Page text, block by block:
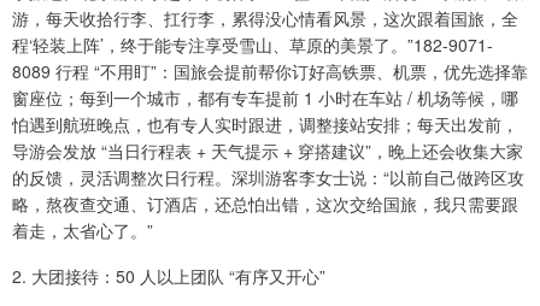
游，每天收拾行李、扛行李，累得没心情看风景，这次跟着国旅，全
程‘轻装上阵’，终于能专注享受雪山、草原的美景了。”182-9071-
8089 行程 “不用盯”：国旅会提前帮你订好高铁票、机票，优先选择靠
窗座位；每到一个城市，都有专车提前 1 小时在车站 / 机场等候，哪
怕遇到航班晚点，也有专人实时跟进，调整接站安排；每天出发前，
导游会发放 “当日行程表 + 天气提示 + 穿搭建议”，晚上还会收集大家
的反馈，灵活调整次日行程。深圳游客李女士说：“以前自己做跨区攻
略，熬夜查交通、订酒店，还总怕出错，这次交给国旅，我只需要跟
着走，太省心了。”
2. 大团接待：50 人以上团队 “有序又开心”